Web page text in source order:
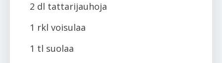
2 dl tattarijauhoja
1 rkl voisulaa
1 tl suolaa